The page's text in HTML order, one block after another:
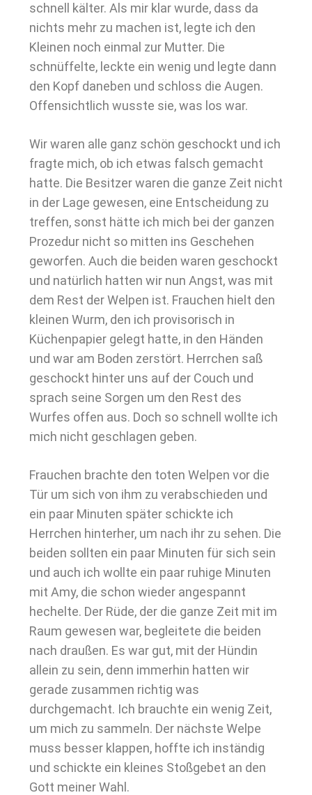
schnell kälter. Als mir klar wurde, dass da
nichts mehr zu machen ist, legte ich den
Kleinen noch einmal zur Mutter. Die
schnüffelte, leckte ein wenig und legte dann
den Kopf daneben und schloss die Augen.
Offensichtlich wusste sie, was los war.
Wir waren alle ganz schön geschockt und ich
fragte mich, ob ich etwas falsch gemacht
hatte. Die Besitzer waren die ganze Zeit nicht
in der Lage gewesen, eine Entscheidung zu
treffen, sonst hätte ich mich bei der ganzen
Prozedur nicht so mitten ins Geschehen
geworfen. Auch die beiden waren geschockt
und natürlich hatten wir nun Angst, was mit
dem Rest der Welpen ist. Frauchen hielt den
kleinen Wurm, den ich provisorisch in
Küchenpapier gelegt hatte, in den Händen
und war am Boden zerstört. Herrchen saß
geschockt hinter uns auf der Couch und
sprach seine Sorgen um den Rest des
Wurfes offen aus. Doch so schnell wollte ich
mich nicht geschlagen geben.
Frauchen brachte den toten Welpen vor die
Tür um sich von ihm zu verabschieden und
ein paar Minuten später schickte ich
Herrchen hinterher, um nach ihr zu sehen. Die
beiden sollten ein paar Minuten für sich sein
und auch ich wollte ein paar ruhige Minuten
mit Amy, die schon wieder angespannt
hechelte. Der Rüde, der die ganze Zeit mit im
Raum gewesen war, begleitete die beiden
nach draußen. Es war gut, mit der Hündin
allein zu sein, denn immerhin hatten wir
gerade zusammen richtig was
durchgemacht. Ich brauchte ein wenig Zeit,
um mich zu sammeln. Der nächste Welpe
muss besser klappen, hoffte ich inständig
und schickte ein kleines Stoßgebet an den
Gott meiner Wahl.